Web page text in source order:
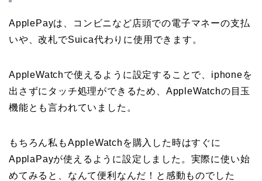
ApplePayは、コンビニなど店頭での電子マネーの支払
いや、改札でSuica代わりに使用できます。
AppleWatchで使えるように設定することで、iphoneを
出さずにタッチ処理ができるため、AppleWatchの目玉
機能とも言われていました。
もちろん私もAppleWatchを購入した時はすぐに
ApplaPayが使えるように設定しました。実際に使い始
めてみると、なんて便利なんだ！と感動ものでした